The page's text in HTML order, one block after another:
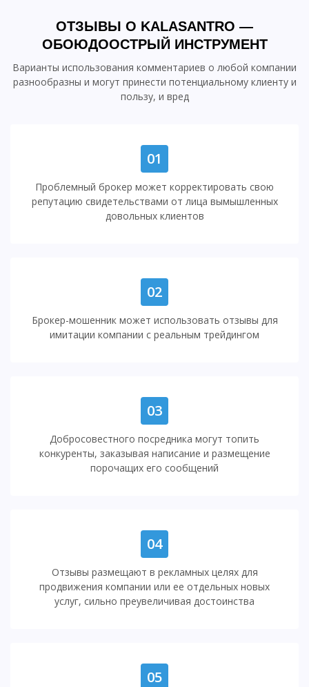
ОТЗЫВЫ О KALASANTRO —
ОБОЮДООСТРЫЙ ИНСТРУМЕНТ
Варианты использования комментариев о любой компании
разнообразны и могут принести потенциальному клиенту и
пользу, и вред
01
Проблемный брокер может корректировать свою
репутацию свидетельствами от лица вымышленных
довольных клиентов
02
Брокер-мошенник может использовать отзывы для
имитации компании с реальным трейдингом
03
Добросовестного посредника могут топить
конкуренты, заказывая написание и размещение
порочащих его сообщений
04
Отзывы размещают в рекламных целях для
продвижения компании или ее отдельных новых
услуг, сильно преувеличивая достоинства
05